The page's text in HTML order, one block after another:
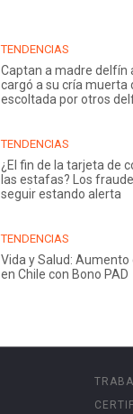
TENDENCIAS
Captan a madre delfín
cargó a su cría muerta
escoltada por otros
TENDENCIAS
¿El fin de la tarjeta de
las estafas? Los
seguir estando alerta
TENDENCIAS
Vida y Salud:
en Chile con Bono PAD